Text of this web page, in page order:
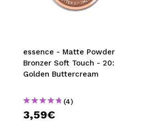
essence - Matte Powder
Bronzer Soft Touch - 20:
Golden Buttercream
(4)
3,59€